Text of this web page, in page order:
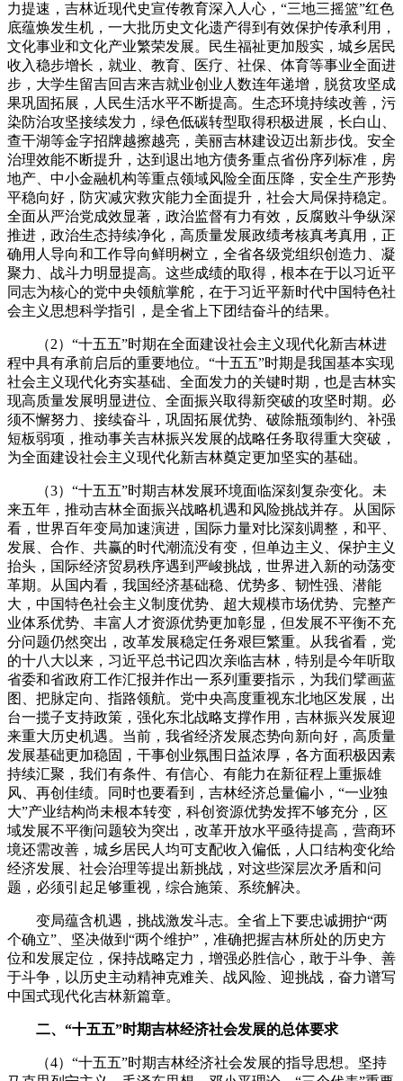
力提速，吉林近现代史宣传教育深入人心，“三地三摇篮”红色
底蕴焕发生机，一大批历史文化遗产得到有效保护传承利用，
文化事业和文化产业繁荣发展。民生福祉更加殷实，城乡居民
收入稳步增长，就业、教育、医疗、社保、体育等事业全面进
步，大学生留吉回吉来吉就业创业人数连年递增，脱贫攻坚成
果巩固拓展，人民生活水平不断提高。生态环境持续改善，污
染防治攻坚接续发力，绿色低碳转型取得积极进展，长白山、
查干湖等金字招牌越擦越亮，美丽吉林建设迈出新步伐。安全
治理效能不断提升，达到退出地方债务重点省份序列标准，房
地产、中小金融机构等重点领域风险全面压降，安全生产形势
平稳向好，防灾减灾救灾能力全面提升，社会大局保持稳定。
全面从严治党成效显著，政治监督有力有效，反腐败斗争纵深
推进，政治生态持续净化，高质量发展政绩考核真考真用，正
确用人导向和工作导向鲜明树立，全省各级党组织创造力、凝
聚力、战斗力明显提高。这些成绩的取得，根本在于以习近平
同志为核心的党中央领航掌舵，在于习近平新时代中国特色社
会主义思想科学指引，是全省上下团结奋斗的结果。
（2）“十五五”时期在全面建设社会主义现代化新吉林进
程中具有承前启后的重要地位。“十五五”时期是我国基本实现
社会主义现代化夯实基础、全面发力的关键时期，也是吉林实
现高质量发展明显进位、全面振兴取得新突破的攻坚时期。必
须不懈努力、接续奋斗，巩固拓展优势、破除瓶颈制约、补强
短板弱项，推动事关吉林振兴发展的战略任务取得重大突破，
为全面建设社会主义现代化新吉林奠定更加坚实的基础。
（3）“十五五”时期吉林发展环境面临深刻复杂变化。未
来五年，推动吉林全面振兴战略机遇和风险挑战并存。从国际
看，世界百年变局加速演进，国际力量对比深刻调整，和平、
发展、合作、共赢的时代潮流没有变，但单边主义、保护主义
抬头，国际经济贸易秩序遇到严峻挑战，世界进入新的动荡变
革期。从国内看，我国经济基础稳、优势多、韧性强、潜能
大，中国特色社会主义制度优势、超大规模市场优势、完整产
业体系优势、丰富人才资源优势更加彰显，但发展不平衡不充
分问题仍然突出，改革发展稳定任务艰巨繁重。从我省看，党
的十八大以来，习近平总书记四次亲临吉林，特别是今年听取
省委和省政府工作汇报并作出一系列重要指示，为我们擘画蓝
图、把脉定向、指路领航。党中央高度重视东北地区发展，出
台一揽子支持政策，强化东北战略支撑作用，吉林振兴发展迎
来重大历史机遇。当前，我省经济发展态势向新向好，高质量
发展基础更加稳固，干事创业氛围日益浓厚，各方面积极因素
持续汇聚，我们有条件、有信心、有能力在新征程上重振雄
风、再创佳绩。同时也要看到，吉林经济总量偏小，“一业独
大”产业结构尚未根本转变，科创资源优势发挥不够充分，区
域发展不平衡问题较为突出，改革开放水平亟待提高，营商环
境还需改善，城乡居民人均可支配收入偏低，人口结构变化给
经济发展、社会治理等提出新挑战，对这些深层次矛盾和问
题，必须引起足够重视，综合施策、系统解决。
变局蕴含机遇，挑战激发斗志。全省上下要忠诚拥护“两
个确立”、坚决做到“两个维护”，准确把握吉林所处的历史方
位和发展定位，保持战略定力，增强必胜信心，敢于斗争、善
于斗争，以历史主动精神克难关、战风险、迎挑战，奋力谱写
中国式现代化吉林新篇章。
二、“十五五”时期吉林经济社会发展的总体要求
（4）“十五五”时期吉林经济社会发展的指导思想。坚持